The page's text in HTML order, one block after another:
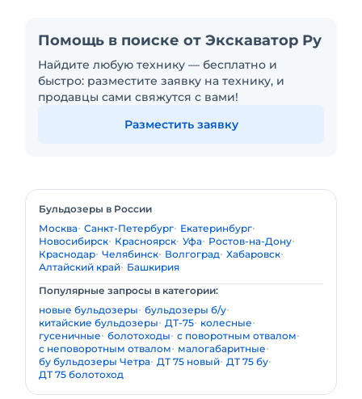
Помощь в поиске от Экскаватор Ру
Найдите любую технику — бесплатно и
быстро: разместите заявку на технику, и
продавцы сами свяжутся с вами!
Разместить заявку
Бульдозеры в России
Москва Санкт-Петербург Екатеринбург
Новосибирск Красноярск Уфа Ростов-на-Дону
Краснодар Челябинск Волгоград Хабаровск
Алтайский край Башкирия
Популярные запросы в категории:
новые бульдозеры бульдозеры б/у
китайские бульдозеры ДТ-75 колесные
гусеничные болотоходы с поворотным отвалом
с неповоротным отвалом
малогабаритные
бу бульдозеры Четра ДТ 75 новый ДТ 75 бу
ДТ 75 болотоход